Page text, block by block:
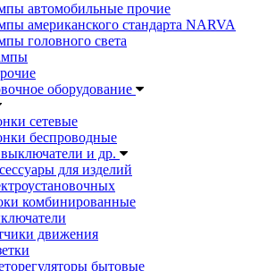
автомобильные прочие
американского стандарта NARVA
головного света
оборудование
сетевые
беспроводные
и др.
для изделий
комбинированные
движения
бытовые